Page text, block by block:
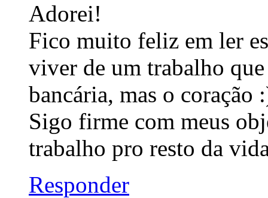
Adorei!
Fico muito feliz em ler
viver de um trabalho
bancária, mas o coração
Sigo firme com meus
trabalho pro resto da
Responder